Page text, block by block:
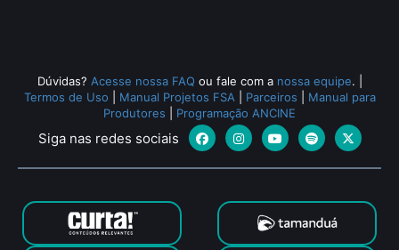
Dúvidas? Acesse nossa FAQ ou fale com a nossa equipe.
Termos de Uso
Manual Projetos FSA Parceiros
Manual para
Produtores
Programação ANCINE
Siga nas redes sociais